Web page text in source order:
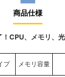
商品仕様
CPU、メモリ、
プ メモリ容量